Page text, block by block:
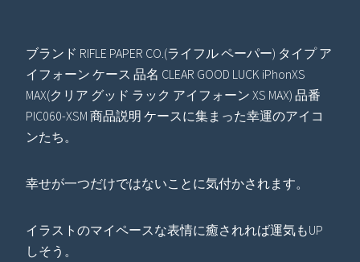
ブランド RIFLE PAPER CO.(ライフル ペーパー) タイプ ア
イフォーン ケース 品名 CLEAR GOOD LUCK iPhonXS
MAX(クリア グッド ラック アイフォーン XS MAX) 品番
PIC060-XSM 商品説明 ケースに集まった幸運のアイコ
ンたち。
幸せが一つだけではないことに気付かされます。
イラストのマイペースな表情に癒されれば運気もUP
しそう。